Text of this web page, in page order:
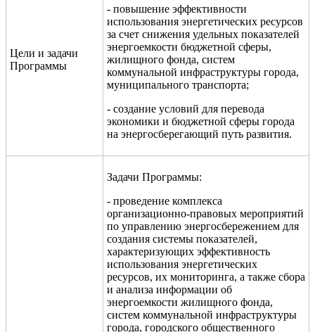
Цели и задачи
Программы
- повышение эффективности
использования энергетических ресурсов
за счет снижения удельных показателей
энергоемкости бюджетной сферы,
жилищного фонда, систем
коммунальной инфраструктуры города,
муниципального транспорта;
- создание условий для перевода
экономики и бюджетной сферы города
на энергосберегающий путь развития.
Задачи Программы:
- проведение комплекса
организационно-правовых мероприятий
по управлению энергосбережением для
создания системы показателей,
характеризующих эффективность
использования энергетических
ресурсов, их мониторинга, а также сбора
и анализа информации об
энергоемкости жилищного фонда,
систем коммунальной инфраструктуры
города, городского общественного